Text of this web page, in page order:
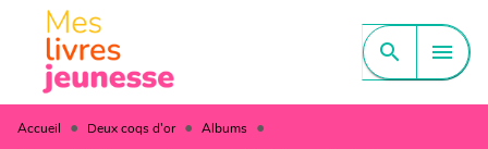
MENU CONTENU
PIED DE PAGE
search menu
Accueil • Deux coqs d'or • Albums •